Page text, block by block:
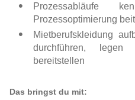
Prozessabläufe
Prozessoptimierung
Mietberufskleidung
durchführen,
bereitstellen
Das bringst du mit: